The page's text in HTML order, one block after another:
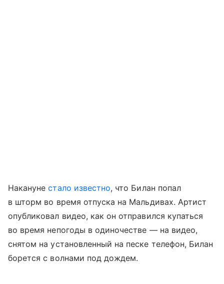
Наканунестало известно, что Билан попал
в шторм во время отпуска на Мальдивах. Артист
опубликовал видео, как он отправился купаться
во время непогоды в одиночестве — на видео,
снятом на установленный на песке телефон, Билан
борется с волнами под дождем.